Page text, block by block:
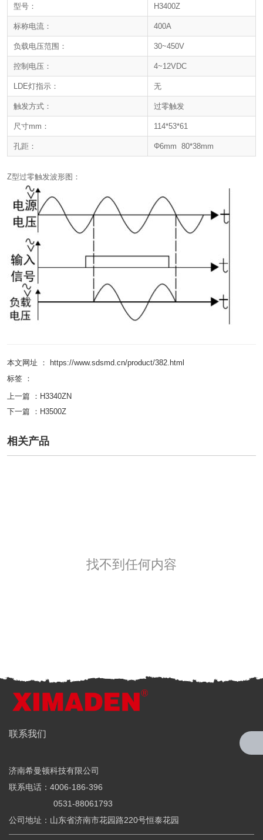
型号：
H3400Z
标称电流： 400A
负载电压范围： 30~450V
控制电压： 4~12VDC
LDE灯指示： 无
触发方式： 过零触发
尺寸mm： 114*53*61
孔距： Φ6mm 80*38mm
Z型过零触发波形图：
本文网址 ： https://www.sdsmd.cn/product/382.html
标签 ：
上一篇 ： H3340ZN
下一篇 ： H3500Z
相关产品
找不到任何内容
全国服务热线
联系我们
济南希曼顿科技有限公司
联系电话：4006-186-396
0531-88061793
公司地址：山东省济南市花园路220号恒泰花园